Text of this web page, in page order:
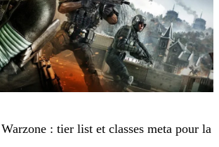
: tier list et classes meta pour la